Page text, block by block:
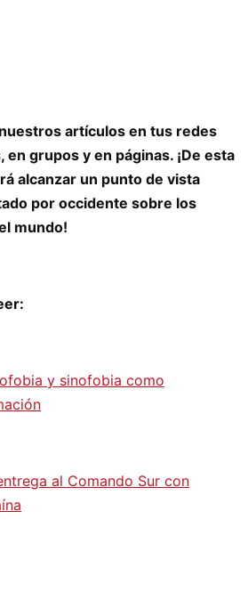
artículos en tus redes
en grupos y en páginas. ¡De esta
alcanzar un punto de vista
por occidente sobre los
mundo!
y sinofobia como
al Comando Sur con